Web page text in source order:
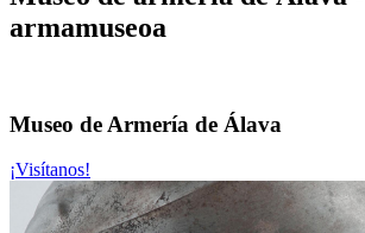
armamuseoa
Museo de Armería de Álava
¡Visítanos!